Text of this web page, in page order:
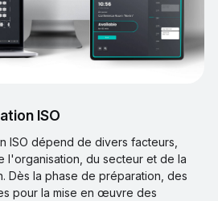
ISO
ISO dépend de divers facteurs,
l'organisation, du secteur et de la
Dès la phase de préparation, des
pour la mise en œuvre des